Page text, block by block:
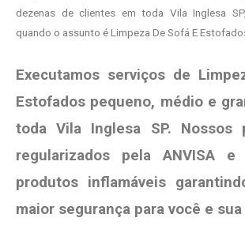
dezenas de clientes em toda Vila Inglesa
quando o assunto é Limpeza De Sofá E
Executamos serviços de
Estofados pequeno, médio e
toda Vila Inglesa SP. Nossos
regularizados pela ANVISA e
produtos inflamáveis
maior segurança para você e sua